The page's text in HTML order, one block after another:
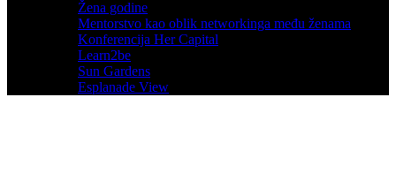
Žena godine
Mentorstvo kao oblik networkinga među ženama
Konferencija Her Capital
Learn2be
Sun Gardens
Esplanade View